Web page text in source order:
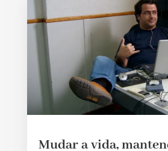
Mudar a vida,